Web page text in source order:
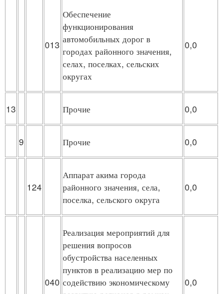
013
Обеспечение
функционирования
автомобильных дорог в
городах районного значения,
селах, поселках, сельских
округах
0,0
13 Прочие 0,0
9 Прочие 0,0
124
Аппарат акима города
районного значения, села,
поселка, сельского округа
0,0
040
Реализация мероприятий для
решения вопросов
обустройства населенных
пунктов в реализацию мер по
содействию экономическому
0,0